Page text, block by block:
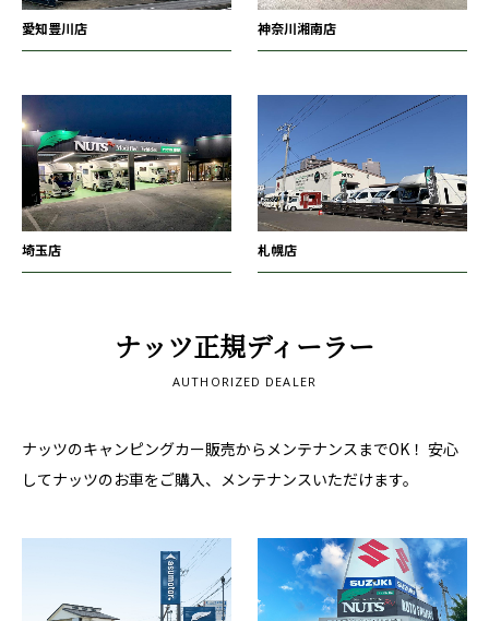
愛知豊川店 神奈川湘南店
埼玉店 札幌店
ナッツ正規ディーラー
AUTHORIZED DEALER
ナッツのキャンピングカー販売からメンテナンスまでOK！ 安心
してナッツのお車をご購入、メンテナンスいただけます。